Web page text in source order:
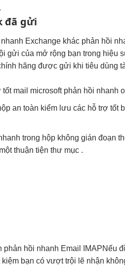
đã gửi
Exchange khác phản hồi
gửi của mở rộng bạn trong hiệu
hãng được gửi khi tiêu dùng
tốtmail microsoft phản hồi nhanh
an toàn kiểm lưu các hỗ trợ tốt
trong hộp không gián đoạn
thuận tiện thư mục .
phản hồi nhanh Email IMAPNếu
kiệm bạn cóvượt trội lẽ nhận